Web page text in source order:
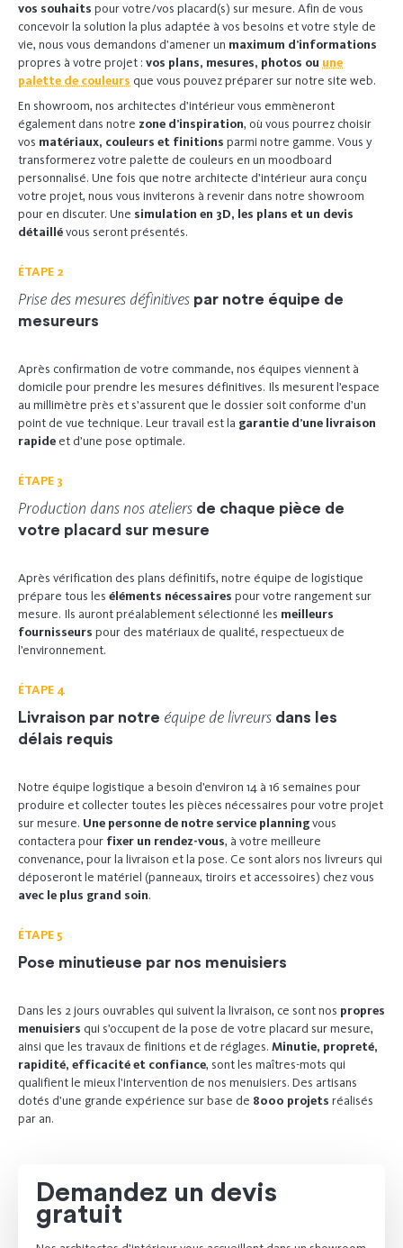
vos souhaits pour votre/vos placard(s) sur mesure. Afin de vous
concevoir la solution la plus adaptée à vos besoins et votre style de
vie, nous vous demandons d’amener un maximum d’informations
propres à votre projet : vos plans, mesures, photos ou une
palette de couleurs que vous pouvez préparer sur notre site web.
En showroom, nos architectes d’intérieur vous emmèneront
également dans notre zone d’inspiration, où vous pourrez choisir
vos matériaux, couleurs et finitions parmi notre gamme. Vous y
transformerez votre palette de couleurs en un moodboard
personnalisé. Une fois que notre architecte d’intérieur aura conçu
votre projet, nous vous inviterons à revenir dans notre showroom
pour en discuter. Une simulation en 3D, les plans et un devis
détaillévous seront présentés.
ÉTAPE 2
Prise des mesures définitives par notre équipe de
mesureurs
Après confirmation de votre commande, nos équipes viennent à
domicile pour prendre les mesures définitives. Ils mesurent l’espace
au millimètre près et s’assurent que le dossier soit conforme d’un
point de vue technique. Leur travail est la garantie d’une livraison
rapide et d’une pose optimale.
ÉTAPE 3
Production dans nos ateliers de chaque pièce de
votre placard sur mesure
Après vérification des plans définitifs, notre équipe de logistique
prépare tous les éléments nécessaires pour votre rangement sur
mesure. Ils auront préalablement sélectionné les meilleurs
fournisseurs pour des matériaux de qualité, respectueux de
l’environnement.
ÉTAPE 4
Livraison par notre équipe de livreurs dans les
délais requis
Notre équipe logistique a besoin d’environ 14 à 16 semaines pour
produire et collecter toutes les pièces nécessaires pour votre projet
sur mesure. Une personne de notre service planningvous
contactera pour fixer un rendez-vous, à votre meilleure
convenance, pour la livraison et la pose. Ce sont alors nos livreurs qui
déposeront le matériel (panneaux, tiroirs et accessoires) chez vous
avec le plus grand soin.
ÉTAPE 5
Pose minutieuse par nos menuisiers
Dans les 2 jours ouvrables qui suivent la livraison, ce sont nos propres
menuisiers qui s’occupent de la pose de votre placard sur mesure,
ainsi que les travaux de finitions et de réglages. Minutie, propreté,
rapidité, efficacité et confiance, sont les maîtres-mots qui
qualifient le mieux l’intervention de nos menuisiers. Des artisans
dotés d’une grande expérience sur base de 8000 projets réalisés
par an.
Demandez un devis
gratuit